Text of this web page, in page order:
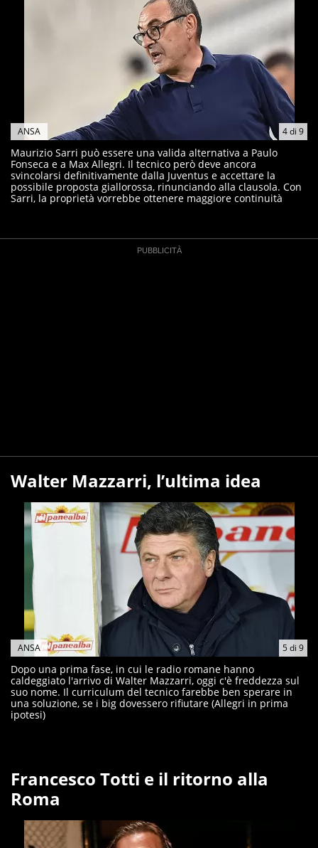
4di 9
ANSA
Maurizio Sarri può essere una valida alternativa a Paulo
Fonseca e a Max Allegri. Il tecnico però deve ancora
svincolarsi definitivamente dalla Juventus e accettare la
possibile proposta giallorossa, rinunciando alla clausola. Con
Sarri, la proprietà vorrebbe ottenere maggiore continuità
Walter Mazzarri, l’ultima idea
5di 9
ANSA
Dopo una prima fase, in cui le radio romane hanno
caldeggiato l'arrivo di Walter Mazzarri, oggi c'è freddezza sul
suo nome. Il curriculum del tecnico farebbe ben sperare in
una soluzione, se i big dovessero rifiutare (Allegri in prima
ipotesi)
Francesco Totti e il ritorno alla
Roma